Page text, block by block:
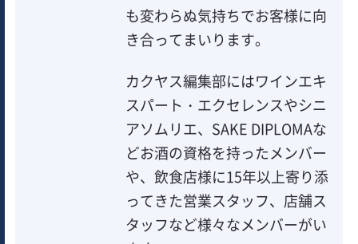
も変わらぬ気持ちでお客様に向
き合ってまいります。
カクヤス編集部にはワインエキ
スパート・エクセレンスやシニ
アソムリエ、SAKE DIPLOMAな
どお酒の資格を持ったメンバー
や、飲食店様に15年以上寄り添
ってきた営業スタッフ、店舗ス
タッフなど様々なメンバーがい